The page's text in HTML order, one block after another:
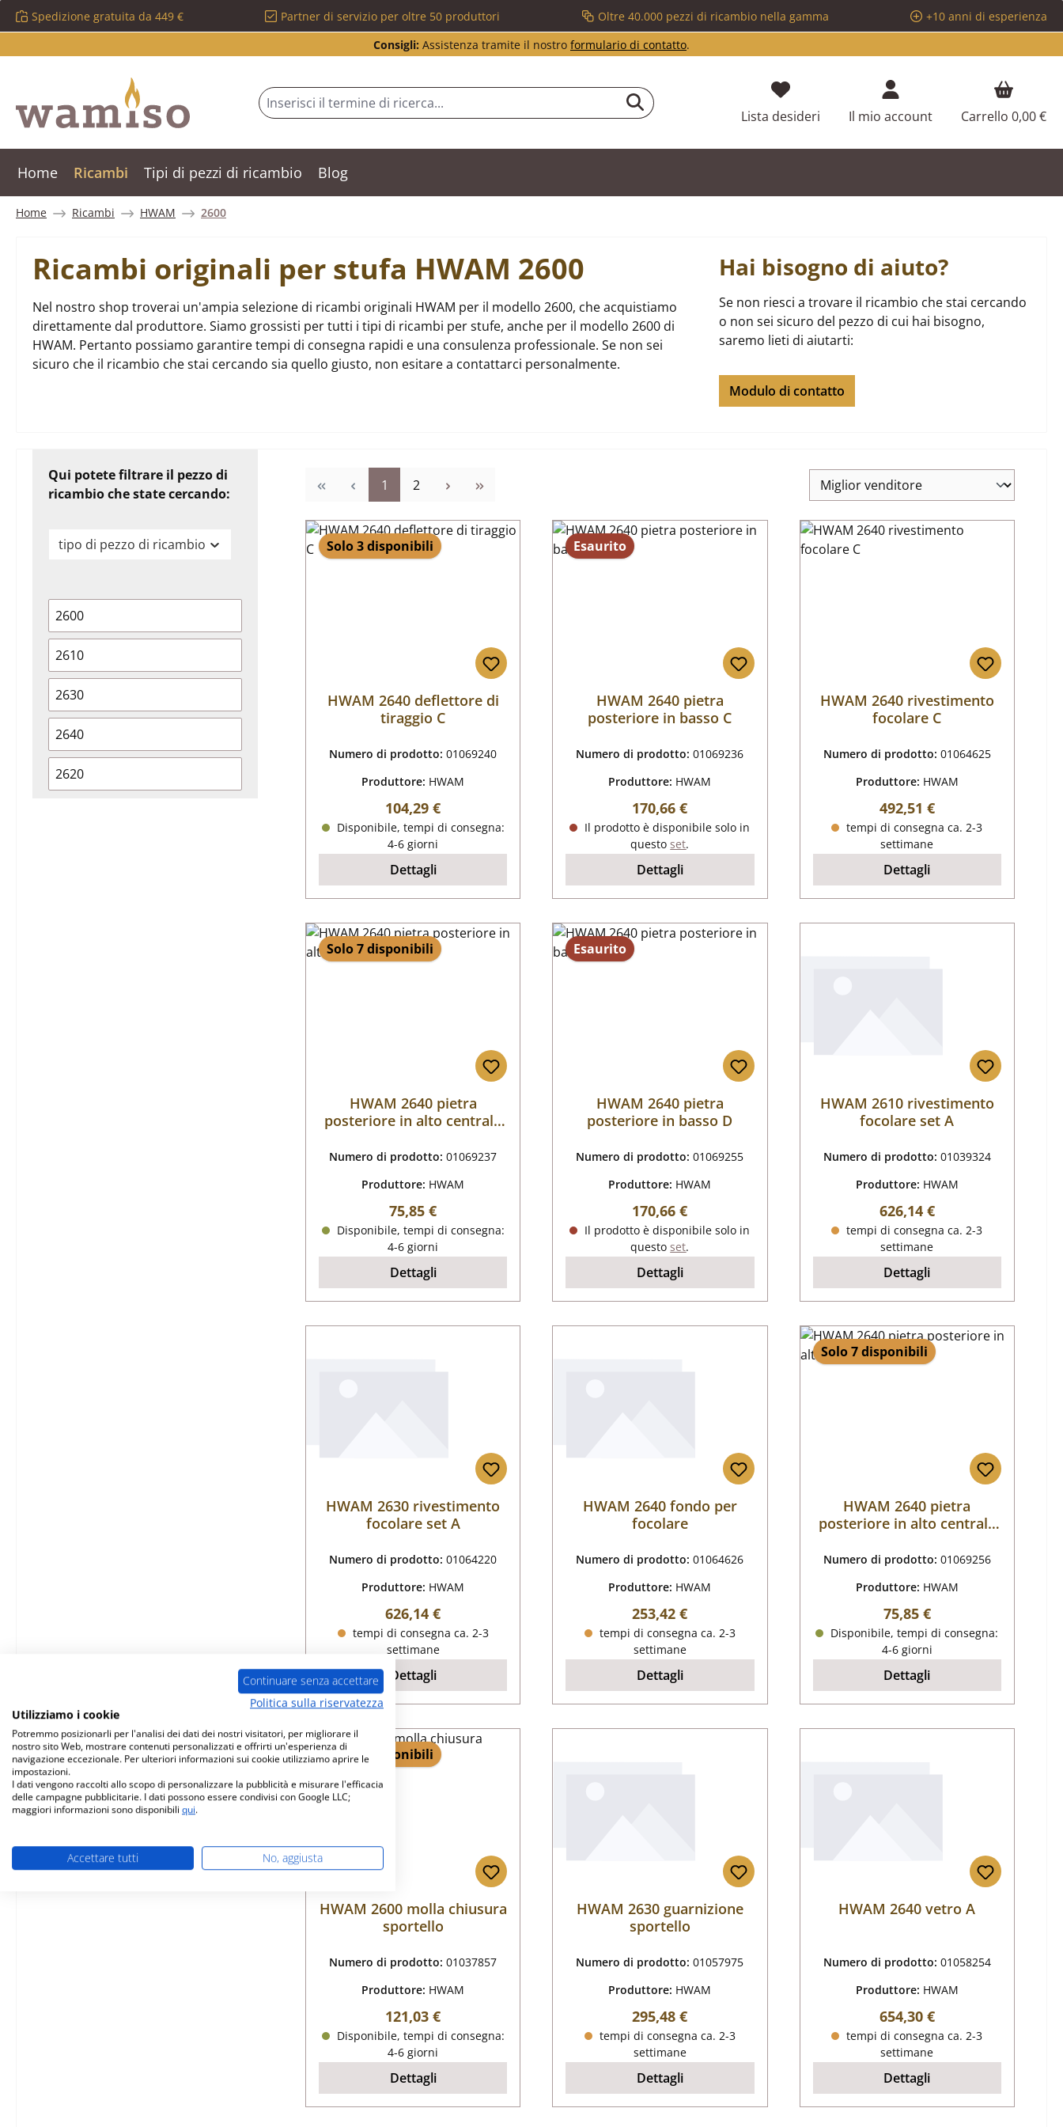
al contenuto principale
Salta alla ricerca
Passa alla navigazione principale
Spedizione gratuita da 449 € Partner di servizio per oltre 50 produttori Oltre 40.000 pezzi di ricambio nella gamma
+10 anni di esperienza
Consigli: Assistenza tramite il nostro formulario di contatto.
Lista desideri Hai 0 articoli nella lista dei desideri
Il mio account Carrello 0,00 €
Home Ricambi Tipi di pezzi di ricambio Blog
Home Ricambi HWAM 2600
Ricambi originali per stufa HWAM 2600
Nel nostro shop troverai un'ampia selezione di ricambi originali HWAM per il modello 2600, che acquistiamo
direttamente dal produttore. Siamo grossisti per tutti i tipi di ricambi per stufe, anche per il modello 2600 di
HWAM. Pertanto possiamo garantire tempi di consegna rapidi e una consulenza professionale. Se non sei
sicuro che il ricambio che stai cercando sia quello giusto, non esitare a contattarci personalmente.
Hai bisogno di aiuto?
Se non riesci a trovare il ricambio che stai cercando
o non sei sicuro del pezzo di cui hai bisogno,
saremo lieti di aiutarti:
Modulo di contatto
Qui potete filtrare il pezzo di
ricambio che state cercando:
tipo di pezzo di ricambio
2600
2610
2630
2640
2620
Pagina
1 Pagina
2
Solo 3 disponibili
HWAM 2640 deflettore di
tiraggio C
Numero di prodotto:01069240
Produttore: HWAM
Prezzo normale:
104,29 €
Disponibile, tempi di consegna:
4-6 giorni
Dettagli
Esaurito
HWAM 2640 pietra
posteriore in basso C
Numero di prodotto:01069236
Produttore: HWAM
Prezzo normale:
170,66 €
Il prodotto è disponibile solo in
questoset.
Dettagli
HWAM 2640 rivestimento
focolare C
Numero di prodotto: 01064625
Produttore: HWAM
Prezzo normale:
492,51 €
tempi di consegna ca. 2-3
settimane
Dettagli
Solo 7 disponibili
HWAM 2640 pietra
posteriore in alto centrale
Numero di prodotto:01069237
Produttore: HWAM
Prezzo normale:
75,85 €
Disponibile, tempi di consegna:
4-6 giorni
Dettagli
Esaurito
HWAM 2640 pietra
posteriore in basso D
Numero di prodotto:01069255
Produttore: HWAM
Prezzo normale:
170,66 €
Il prodotto è disponibile solo in
questoset.
Dettagli
HWAM 2610 rivestimento
focolare set A
Numero di prodotto: 01039324
Produttore: HWAM
Prezzo normale:
626,14 €
tempi di consegna ca. 2-3
settimane
Dettagli
HWAM 2630 rivestimento
focolare set A
Numero di prodotto:01064220
Produttore: HWAM
Prezzo normale:
626,14 €
tempi di consegna ca. 2-3
settimane
Dettagli
HWAM 2640 fondo per
focolare
Numero di prodotto:01064626
Produttore: HWAM
Prezzo normale:
253,42 €
tempi di consegna ca. 2-3
settimane
Dettagli
Solo 7 disponibili
HWAM 2640 pietra
posteriore in alto centrale
Numero di prodotto: 01069256
Produttore: HWAM
Prezzo normale:
75,85 €
Disponibile, tempi di consegna:
4-6 giorni
Dettagli
Solo 2 disponibili
HWAM 2600 molla chiusura
sportello
Numero di prodotto:01037857
Produttore: HWAM
Prezzo normale:
121,03 €
Disponibile, tempi di consegna:
4-6 giorni
Dettagli
HWAM 2630 guarnizione
sportello
Numero di prodotto:01057975
Produttore: HWAM
Prezzo normale:
295,48 €
tempi di consegna ca. 2-3
settimane
Dettagli
HWAM 2640 vetro A
Numero di prodotto: 01058254
Produttore: HWAM
Prezzo normale:
654,30 €
tempi di consegna ca. 2-3
settimane
Dettagli
Continuare senza accettare
Politica sulla riservatezza
Utilizziamo i cookie
Potremmo posizionarli per l'analisi dei dati dei nostri visitatori, per migliorare il
nostro sito Web, mostrare contenuti personalizzati e offrirti un'esperienza di
navigazione eccezionale. Per ulteriori informazioni sui cookie utilizziamo aprire le
impostazioni.
I dati vengono raccolti allo scopo di personalizzare la pubblicità e misurare l'efficacia
delle campagne pubblicitarie. I dati possono essere condivisi con Google LLC;
maggiori informazioni sono disponibili qui.
Accettare tutti No, aggiusta